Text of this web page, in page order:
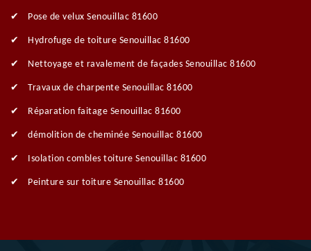
Pose de velux Senouillac 81600
Hydrofuge de toiture Senouillac 81600
Nettoyage et ravalement de façades Senouillac 81600
Travaux de charpente Senouillac 81600
Réparation faitage Senouillac 81600
démolition de cheminée Senouillac 81600
Isolation combles toiture Senouillac 81600
Peinture sur toiture Senouillac 81600